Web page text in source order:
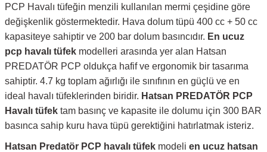
PCP Havalı tüfeğin menzili kullanılan mermi çeşidine göre
değişkenlik göstermektedir. Hava dolum tüpü 400 cc + 50 cc
kapasiteye sahiptir ve 200 bar dolum basıncıdır. En ucuz
pcp havalı tüfek modelleri arasında yer alan Hatsan
PREDATÖR PCP oldukça hafif ve ergonomik bir tasarıma
sahiptir. 4.7 kg toplam ağırlığı ile sınıfının en güçlü ve en
ideal havalı tüfeklerinden biridir. Hatsan PREDATÖR PCP
Havalı tüfek tam basınç ve kapasite ile dolumu için 300 BAR
basınca sahip kuru hava tüpü gerektiğini hatırlatmak isteriz.
Hatsan Predatör PCP havalı tüfek modeli en ucuz hatsan